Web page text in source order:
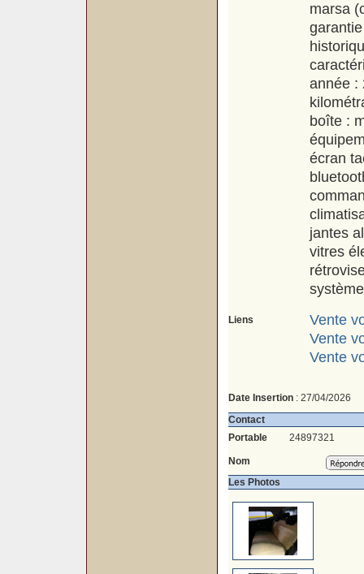
marsa
année :
boîte :
écran
jantes
vitres
Liens
Vente
Vente
Vente
Date Insertion: 27/04/2026
Contact
Portable
24897321
Nom
Les Photos